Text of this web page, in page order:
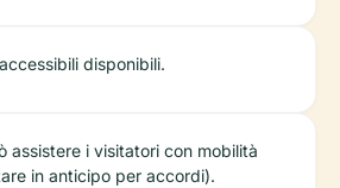
disponibili.
assistere i visitatori con mobilità
in anticipo per accordi).